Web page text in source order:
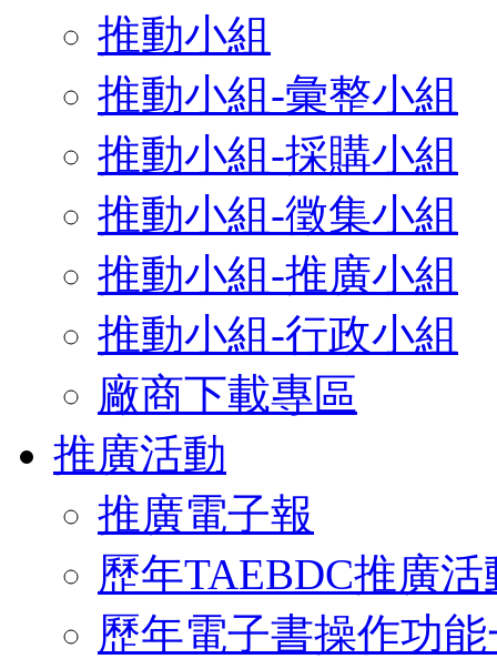
推動小組
推動小組-彙整小組
推動小組-採購小組
推動小組-徵集小組
推動小組-推廣小組
推動小組-行政小組
廠商下載專區
推廣活動
推廣電子報
歷年TAEBDC推廣活
歷年電子書操作功